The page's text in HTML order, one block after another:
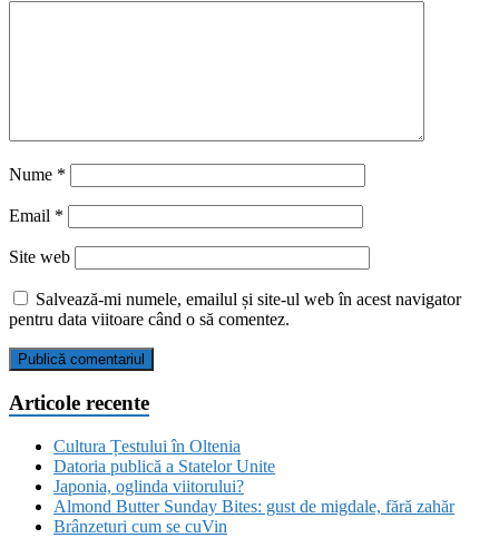
Nume *
Email *
Site web
Salvează-mi numele, emailul și site-ul web în acest navigator
pentru data viitoare când o să comentez.
Articole recente
Cultura Țestului în Oltenia
Datoria publică a Statelor Unite
Japonia, oglinda viitorului?
Almond Butter Sunday Bites: gust de migdale, fără zahăr
Brânzeturi cum se cuVin